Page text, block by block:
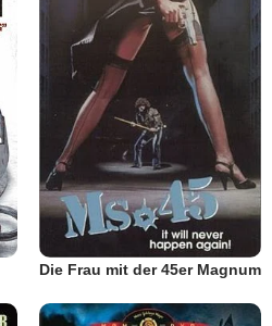
Die Frau mit der 45er Magnum